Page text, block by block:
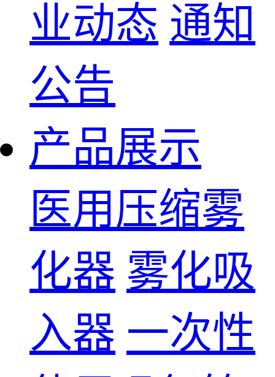
业动态 通知
公告
产品展示
医用压缩雾
化器 雾化吸
入器 一次性